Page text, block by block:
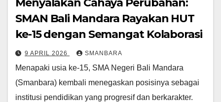
SMAN Bali Mandara Rayakan HUT
ke-15 dengan Semangat Kolaborasi
9 APRIL 2026 SMANBARA
Menapaki usia ke-15, SMA Negeri Bali Mandara
(Smanbara) kembali menegaskan posisinya sebagai
institusi pendidikan yang progresif dan berkarakter.